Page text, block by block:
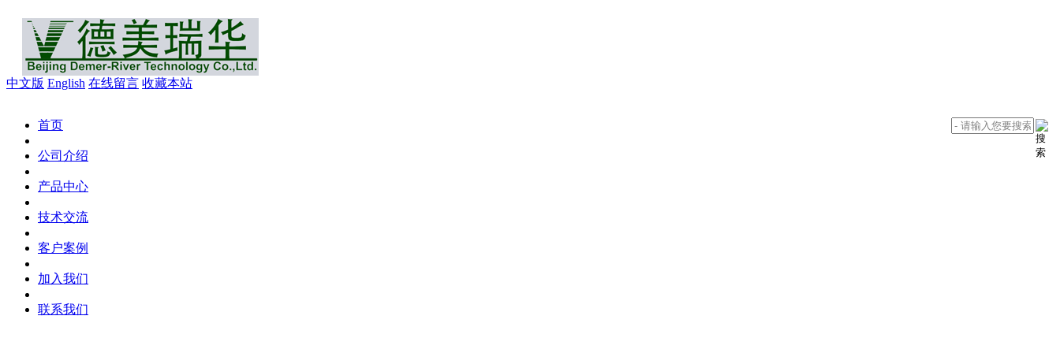
中文版 English 在线留言 收藏本站
首页
公司介绍
产品中心
技术交流
客户案例
加入我们
联系我们